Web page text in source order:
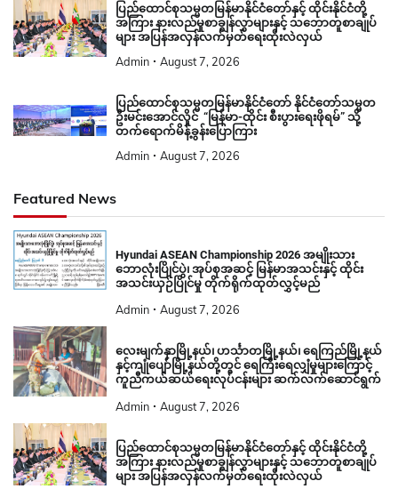
ပြည်ထောင်စုသမ္မတမြန်မာနိုင်ငံတော်နှင့် ထိုင်းနိုင်ငံတို့
အကြား နားလည်မှုစာချွန်လွှာများနှင့် သဘောတူစာချုပ်
များ အပြန်အလှန်လက်မှတ်ရေးထိုးလဲလှယ်
Admin August 7, 2026
ပြည်ထောင်စုသမ္မတမြန်မာနိုင်ငံတော် နိုင်ငံတော်သမ္မတ
ဦးမင်းအောင်လှိုင် “မြန်မာ-ထိုင်း စီးပွားရေးဖိုရမ်” သို့
တက်ရောက်မိန့်ခွန်းပြောကြား
Admin August 7, 2026
Featured News
Hyundai ASEAN Championship 2026 အမျိုးသား
ဘောလုံးပြိုင်ပွဲ၊ အုပ်စုအဆင့် မြန်မာအသင်းနှင့် ထိုင်း
အသင်းယှဉ်ပြိုင်မှု တိုက်ရိုက်ထုတ်လွှင့်မည်
Admin August 7, 2026
လေးမျက်နှာမြို့နယ်၊ ဟင်္သာတမြို့နယ်၊ ရေကြည်မြို့နယ်
နှင့်ကျုံပျော်မြို့နယ်တို့တွင် ရေကြီးရေလျှံမှုများကြောင့်
ကူညီကယ်ဆယ်ရေးလုပ်ငန်းများ ဆက်လက်ဆောင်ရွက်
Admin August 7, 2026
ပြည်ထောင်စုသမ္မတမြန်မာနိုင်ငံတော်နှင့် ထိုင်းနိုင်ငံတို့
အကြား နားလည်မှုစာချွန်လွှာများနှင့် သဘောတူစာချုပ်
များ အပြန်အလှန်လက်မှတ်ရေးထိုးလဲလှယ်